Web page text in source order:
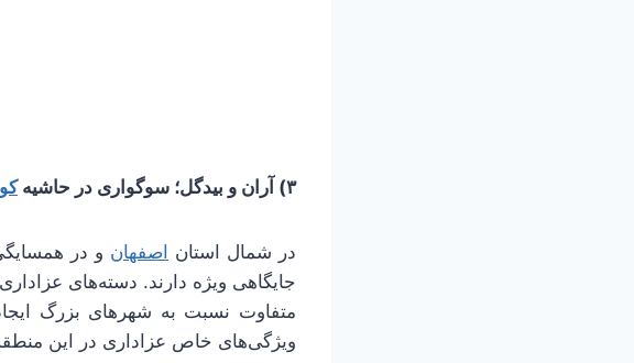
۳) آران و بیدگل؛ سوگواری در حاشیه
در شمال استان اصفهان و در
جایگاهی ویژه دارند. دسته‌های
متفاوت نسبت به شهرهای بزرگ
ویژگی‌های خاص عزاداری در این